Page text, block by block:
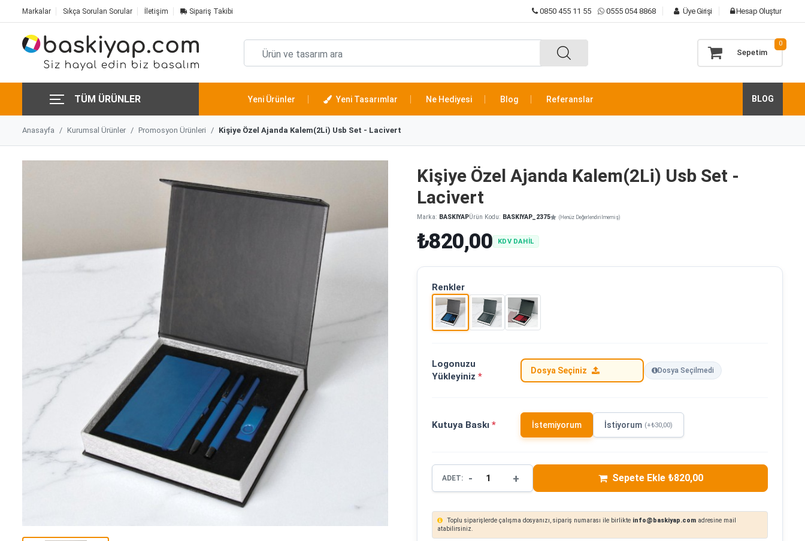
Markalar Sıkça Sorulan Sorular İletişim Sipariş Takibi 0850 455 11 55 0555 054 8868 Üye Girişi Hesap Oluştur
Sepetim
0
TÜM ÜRÜNLER Yeni Ürünler Yeni Tasarımlar Ne Hediyesi Blog Referanslar BLOG
Anasayfa Kurumsal Ürünler Promosyon Ürünleri Kişiye Özel Ajanda Kalem(2Li) Usb Set - Lacivert
Kişiye Özel Ajanda Kalem(2Li) Usb Set -
Lacivert
Marka: BASKIYAPÜrün Kodu: BASKIYAP_2375 (Henüz Değerlendirilmemiş)
₺820,00 KDV DAHİL
Renkler
Logonuzu
Yükleyiniz *
Dosya Seçiniz Dosya Seçilmedi
Kutuya Baskı * İstemiyorum İstiyorum (+₺30,00)
ADET: - + Sepete Ekle ₺820,00
Toplu siparişlerde çalışma dosyanızı, sipariş numarası ile birlikte info@baskiyap.com adresine mail
atabilirsiniz.